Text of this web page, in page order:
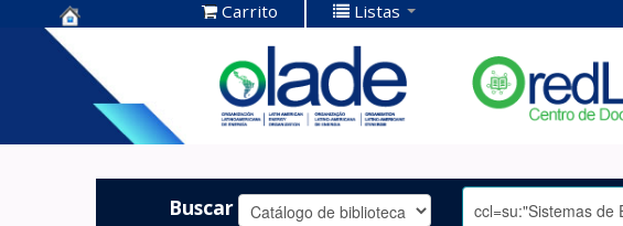
Centro de
Documentación
OLADE -
Carrito Listas
Buscar